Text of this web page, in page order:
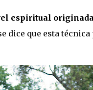
espiritual
dice que esta técnica